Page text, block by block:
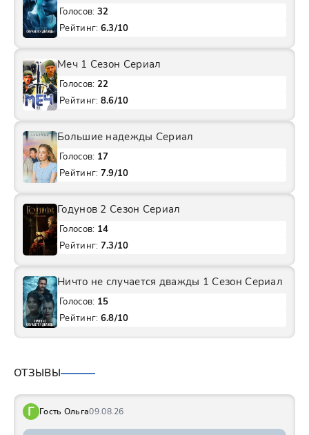
Голосов: 32
Рейтинг: 6.3/10
Меч 1 Сезон Сериал
Голосов: 22
Рейтинг: 8.6/10
Большие надежды Сериал
Голосов: 17
Рейтинг: 7.9/10
Годунов 2 Сезон Сериал
Голосов: 14
Рейтинг: 7.3/10
Ничто не случается дважды 1 Сезон Сериал
Голосов: 15
Рейтинг: 6.8/10
ОТЗЫВЫ
Г Гость Ольга09.08.26